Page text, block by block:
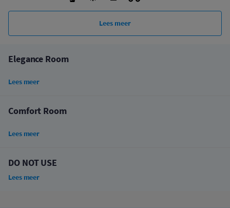
Lees meer
Elegance Room
Lees meer
Comfort Room
Lees meer
DO NOT USE
Lees meer